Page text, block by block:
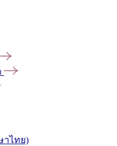
าไทย)